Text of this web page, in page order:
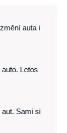
auta i
Letos
Sami si